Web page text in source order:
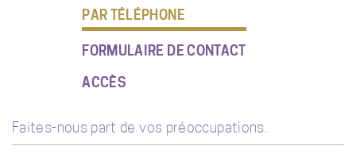
PAR TÉLÉPHONE
FORMULAIRE DE CONTACT
ACCÈS
Faites-nous part de vos préoccupations.